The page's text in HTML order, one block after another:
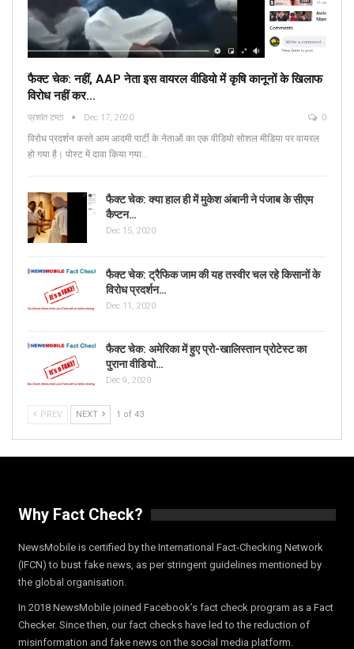
फैक्ट चेक: नहीं, AAP नेता इस वायरल वीडियो में कृषि कानूनों के खिलाफ
विरोध नहीं कर…
प्रशांत टम्टा Dec 17, 2020 0
विरोध प्रदर्शन करते आम आदमी पार्टी के नेताओं का एक वीडियो सोशल मीडिया पर वायरल
हो गया है। पोस्ट में दावा किया गया…
फैक्ट चेक: क्या हाल ही में मुकेश अंबानी ने पंजाब के सीएम
कैप्टन…
Dec 15, 2020
फैक्ट चेक: ट्रैफिक जाम की यह तस्वीर चल रहे किसानों के
विरोध प्रदर्शन…
Dec 11, 2020
फैक्ट चेक: अमेरिका में हुए प्रो-खालिस्तान प्रोटेस्ट का
पुराना वीडियो…
Dec 9, 2020
PREV NEXT 1 of 43
Why Fact Check?
NewsMobile is certified by the International Fact-Checking Network
(IFCN) to bust fake news, as per stringent guidelines mentioned by
the global organisation.
In 2018 NewsMobile joined Facebook’s fact check program as a Fact
Checker. Since then, our fact checks have led to the reduction of
misinformation and fake news on the social media platform.